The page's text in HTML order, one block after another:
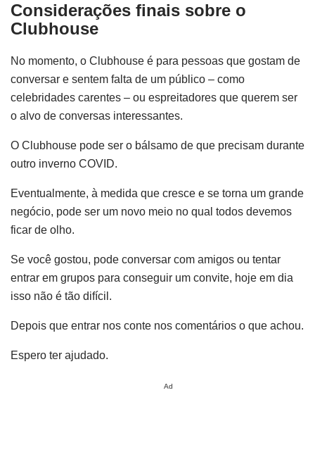
Considerações finais sobre o
Clubhouse
No momento, o Clubhouse é para pessoas que gostam de
conversar e sentem falta de um público – como
celebridades carentes – ou espreitadores que querem ser
o alvo de conversas interessantes.
O Clubhouse pode ser o bálsamo de que precisam durante
outro inverno COVID.
Eventualmente, à medida que cresce e se torna um grande
negócio, pode ser um novo meio no qual todos devemos
ficar de olho.
Se você gostou, pode conversar com amigos ou tentar
entrar em grupos para conseguir um convite, hoje em dia
isso não é tão difícil.
Depois que entrar nos conte nos comentários o que achou.
Espero ter ajudado.
Ad